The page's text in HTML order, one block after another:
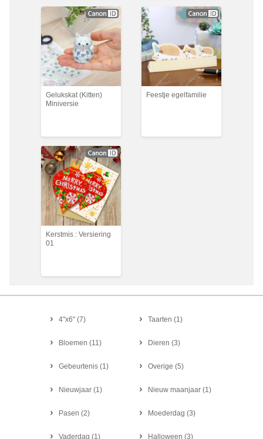
Gelukskat (Kitten)
Miniversie
Feestje egelfamilie
Kerstmis : Versiering
01
4"x6" (7) Taarten (1)
Bloemen (11) Dieren (3)
Gebeurtenis (1) Overige (5)
Nieuwjaar (1) Nieuw maanjaar (1)
Pasen (2) Moederdag (3)
Vaderdag (1) Halloween (3)